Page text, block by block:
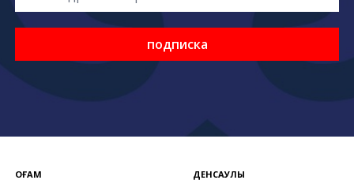
подписка
ҚОҒАМ ДЕНСАУЛЫҚ